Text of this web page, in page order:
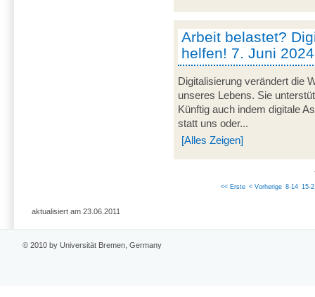
Arbeit belastet?
helfen! 7. Juni
Digitalisierung verändert die
unseres Lebens. Sie
Künftig auch indem digitale
statt uns oder...
[Alles Zeigen]
<< Erste < Vorherige 8-14 15-
aktualisiert am 23.06.2011
© 2010 by Universität Bremen, Germany